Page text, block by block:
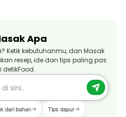
Apa
Ketik kebutuhanmu, dan Masak
resep, ide dan tips paling pas
detikFood.
dari bahan Tips dapur